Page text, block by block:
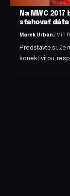
Na MWC
sťahovať dáta
Marek Urban2 Min
Predstavte si, že
konektivitou,